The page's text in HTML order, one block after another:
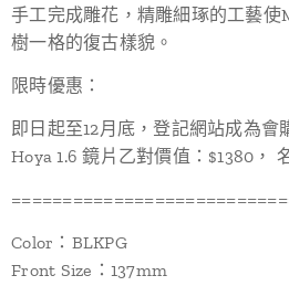
手工完成雕花，精雕細琢的工藝使
樹一格的復古樣貌。
限時優惠：
即日起至12月底，登記網站成為會
Hoya 1.6 鏡片乙對價值：$1380，
Color：BLKPG
Front Size：137mm